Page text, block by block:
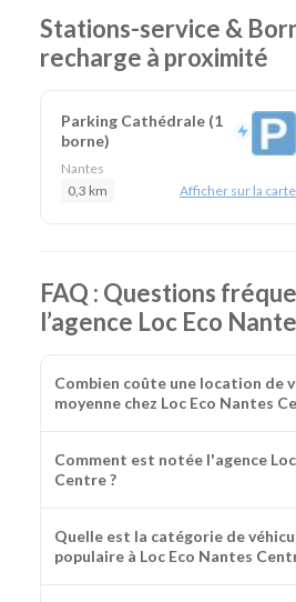
Stations-service &
recharge à proximité
Parking Cathédrale (1
borne)
Nantes
0,3 km
Afficher sur la carte
FAQ : Questions
l’agence Loc Eco
Combien coûte une location de
moyenne chez Loc Eco Nantes
Comment est notée l'agence
Centre ?
Quelle est la catégorie de
populaire à Loc Eco Nantes